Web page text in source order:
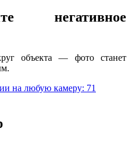
негативное
объекта — фото станет